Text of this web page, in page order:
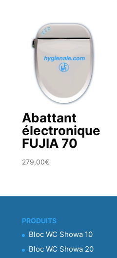
Abattant
électronique
FUJIA 70
279,00€
PRODUITS
Bloc WC Showa 10
Bloc WC Showa 20